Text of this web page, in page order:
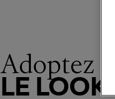
Adoptez
LE LOOK